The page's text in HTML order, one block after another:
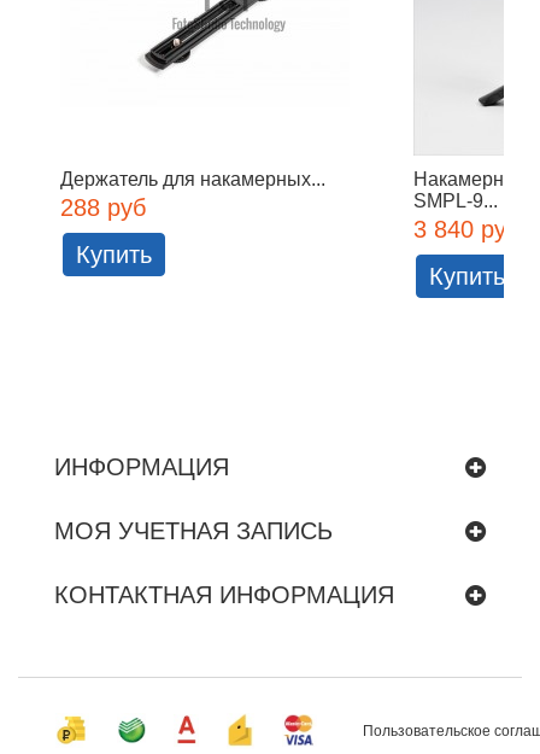
Держатель для накамерных...
288 руб
Купить
Накамерный
SMPL-9...
3 840 руб
Купить
ИНФОРМАЦИЯ
МОЯ УЧЕТНАЯ ЗАПИСЬ
КОНТАКТНАЯ ИНФОРМАЦИЯ
Пользовательское